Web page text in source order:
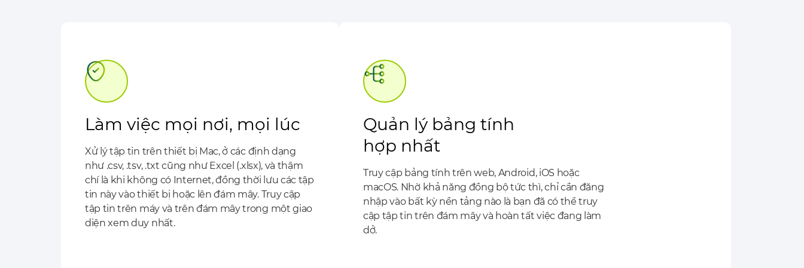
Làm việc mọi nơi, mọi lúc
Xử lý tập tin trên thiết bị Mac, ở các định dạng
như .csv, .tsv, .txt cũng như Excel (.xlsx), và thậm
chí là khi không có Internet, đồng thời lưu các tập
tin này vào thiết bị hoặc lên đám mây. Truy cập
tập tin trên máy và trên đám mây trong một giao
diện xem duy nhất.
Quản lý bảng tính
hợp nhất
Truy cập bảng tính trên web, Android, iOS hoặc
macOS. Nhờ khả năng đồng bộ tức thì, chỉ cần đăng
nhập vào bất kỳ nền tảng nào là bạn đã có thể truy
cập tập tin trên đám mây và hoàn tất việc đang làm
dở.